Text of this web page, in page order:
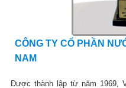
CÔNG TY CỔ PHẦN
NAM
Được thành lập từ năm 1969,